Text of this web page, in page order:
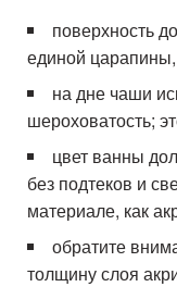
поверхность
единой
на дне чаши
шероховатость;
цвет ванны
без подтеков и
материале, как
обратите
толщину слоя